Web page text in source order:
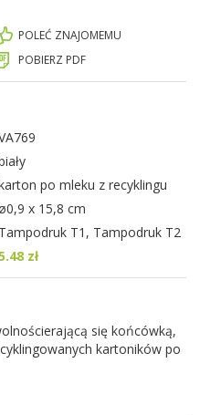
POLEĆ ZNAJOMEMU
POBIERZ PDF
po mleku z recyklingu
ø0,9 x 15,8 cm
Tampodruk T1, Tampodruk T2
zł
się końcówką,
kartoników po